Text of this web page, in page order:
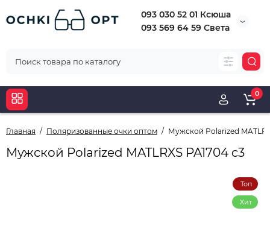
093 030 52 01 Ксюша
093 569 64 59 Света
0
Главная Поляризованные очки оптом Мужской Polarized
Мужской Polarized MATLRXS PA1704 c3
Топ
Хит